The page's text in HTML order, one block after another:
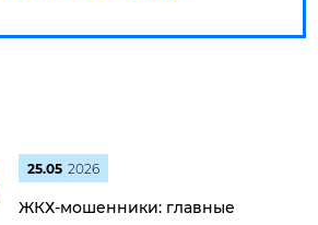
25.05 2026
ЖКХ-мошенники: главные